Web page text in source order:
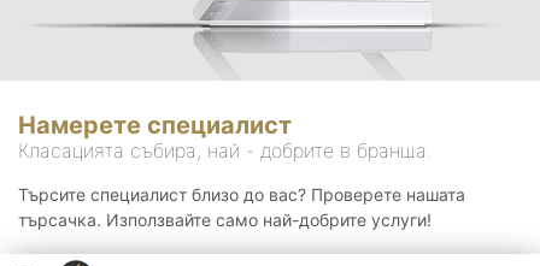
Намерете специалист
Класацията събира, най - добрите в бранша.
Търсите специалист близо до вас? Проверете нашата
търсачка. Използвайте само най-добрите услуги!